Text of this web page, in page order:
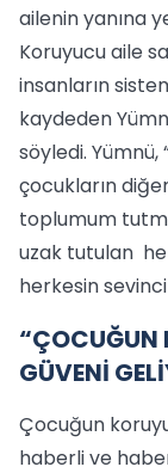
ailenin yanına
Koruyucu aile
insanların
kaydeden
söyledi.
çocukların
toplumum
uzak tutulan
herkesin
“ÇOCUĞUN
GÜVENİ
Çocuğun
haberli ve